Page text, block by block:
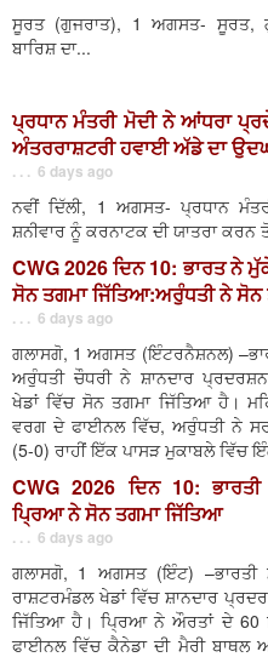
ਸੂਰਤ (ਗੁਜਰਾਤ), 1 ਅਗਸਤ- ਸੂਰਤ,
ਬਾਰਿਸ਼ ਦਾ...
ਪ੍ਰਧਾਨ ਮੰਤਰੀ ਮੋਦੀ ਨੇ ਆਂਧਰਾ
ਅੰਤਰਰਾਸ਼ਟਰੀ ਹਵਾਈ ਅੱਡੇ ਦਾ
. . . 6 days ago
ਨਵੀਂ ਦਿੱਲੀ, 1 ਅਗਸਤ- ਪ੍ਰਧਾਨ
ਸ਼ਨੀਵਾਰ ਨੂੰ ਕਰਨਾਟਕ ਦੀ ਯਾਤਰਾ ਕਰਨ
CWG 2026 ਦਿਨ 10: ਭਾਰਤ ਨੇ
ਸੋਨ ਤਗਮਾ ਜਿੱਤਿਆ:ਅਰੁੰਧਤੀ ਨੇ ਸੋਨ
. . . 6 days ago
ਗਲਾਸਗੋ, 1 ਅਗਸਤ (ਇੰਟਰਨੈਸ਼ਨਲ)
ਅਰੁੰਧਤੀ ਚੌਧਰੀ ਨੇ ਸ਼ਾਨਦਾਰ
ਖੇਡਾਂ ਵਿੱਚ ਸੋਨ ਤਗਮਾ ਜਿੱਤਿਆ ਹੈ।
ਵਰਗ ਦੇ ਫਾਈਨਲ ਵਿੱਚ, ਅਰੁੰਧਤੀ ਨੇ
(5-0) ਰਾਹੀਂ ਇੱਕ ਪਾਸੜ ਮੁਕਾਬਲੇ ਵਿੱਚ
CWG 2026 ਦਿਨ 10:
ਪ੍ਰਿਆ ਨੇ ਸੋਨ ਤਗਮਾ ਜਿੱਤਿਆ
. . . 6 days ago
ਗਲਾਸਗੋ, 1 ਅਗਸਤ (ਇੰਟ)
ਰਾਸ਼ਟਰਮੰਡਲ ਖੇਡਾਂ ਵਿੱਚ ਸ਼ਾਨਦਾਰ
ਜਿੱਤਿਆ ਹੈ। ਪ੍ਰਿਆ ਨੇ ਔਰਤਾਂ ਦੇ 60
ਫਾਈਨਲ ਵਿੱਚ ਕੈਨੇਡਾ ਦੀ ਮੈਰੀ ਬਾਥਲ